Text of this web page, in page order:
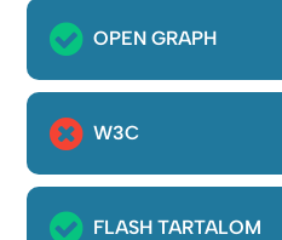
OPEN GRAPH
W3C
FLASH TARTALOM